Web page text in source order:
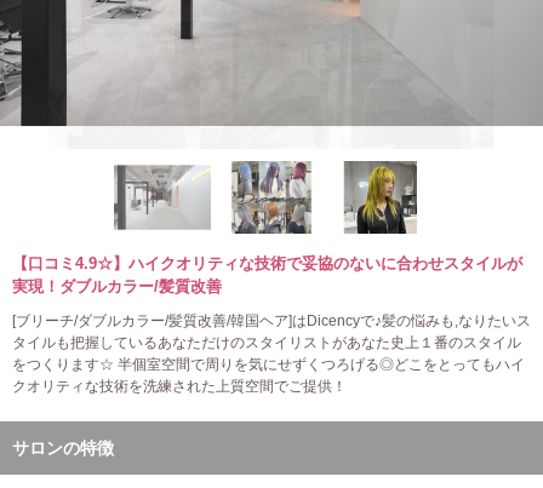
【口コミ4.9☆】ハイクオリティな技術で妥協のないに合わせスタイルが
実現！ダブルカラー/髪質改善
[ブリーチ/ダブルカラー/髪質改善/韓国ヘア]はDicencyで♪髪の悩みも,なりたいス
タイルも把握しているあなただけのスタイリストがあなた史上１番のスタイル
をつくります☆ 半個室空間で周りを気にせずくつろげる◎どこをとってもハイ
クオリティな技術を洗練された上質空間でご提供！
サロンの特徴